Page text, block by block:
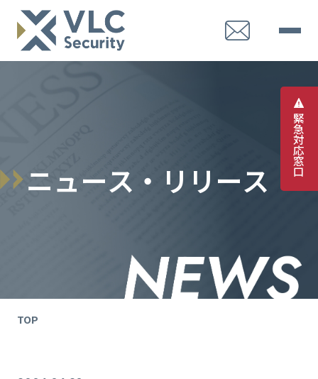
緊
急
対
応
窓
口
ニュース ・ リ リ ース
TOP